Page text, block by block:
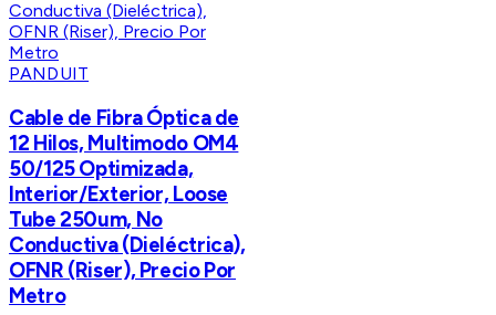
PANDUIT
Cable de Fibra Óptica de
12 Hilos, Multimodo OM4
50/125 Optimizada,
Interior/Exterior, Loose
Tube 250um, No
Conductiva (Dieléctrica),
OFNR (Riser), Precio Por
Metro